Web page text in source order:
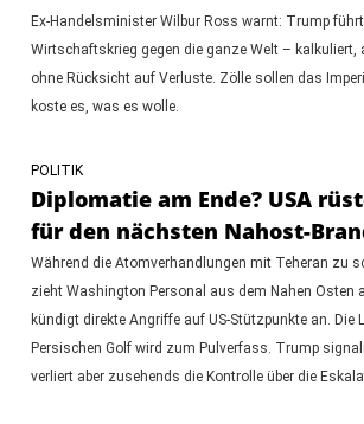
Ex-Handelsminister Wilbur Ross warnt: Trump
Wirtschaftskrieg gegen die ganze Welt – kalkuliert,
ohne Rücksicht auf Verluste. Zölle sollen das
koste es, was es wolle.
POLITIK
Diplomatie am Ende? USA
für den nächsten Nahost-
Während die Atomverhandlungen mit Teheran zu
zieht Washington Personal aus dem Nahen Osten
kündigt direkte Angriffe auf US-Stützpunkte an. Die
Persischen Golf wird zum Pulverfass. Trump
verliert aber zusehends die Kontrolle über die